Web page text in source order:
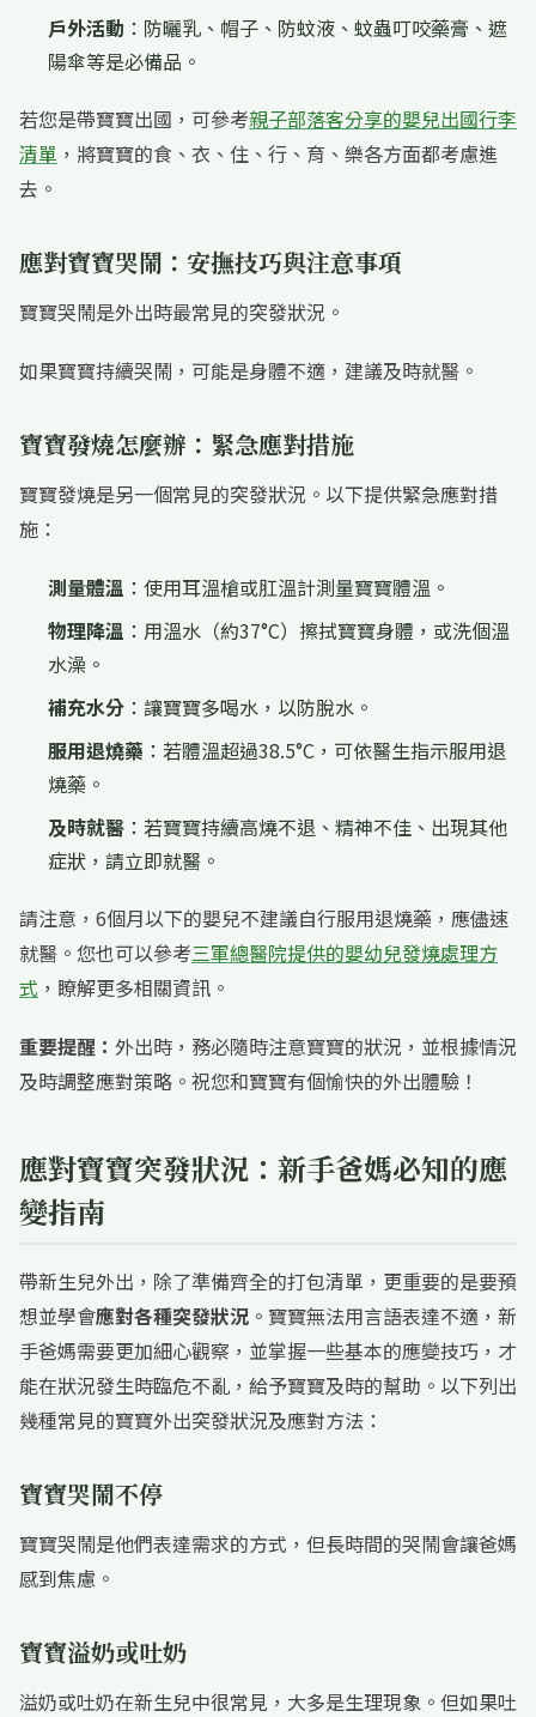
戶外活動 ：防曬乳、帽子、防蚊液、蚊蟲叮咬藥膏、遮
陽傘等是必備品。
若您是帶寶寶出國，可參考親子部落客分享的嬰兒出國行李
清單 ，將寶寶的食、衣、住、行、育、樂各方面都考慮進
去。
應對寶寶哭鬧：安撫技巧與注意事項
寶寶哭鬧是外出時最常見的突發狀況。
如果寶寶持續哭鬧，可能是身體不適，建議及時就醫。
寶寶發燒怎麼辦：緊急應對措施
寶寶發燒是另一個常見的突發狀況。以下提供緊急應對措
施：
測量體溫 ：使用耳溫槍或肛溫計測量寶寶體溫。
物理降溫 ：用溫水（約37°C）擦拭寶寶身體，或洗個溫
水澡。
補充水分 ：讓寶寶多喝水，以防脫水。
服用退燒藥 ：若體溫超過38.5°C，可依醫生指示服用退
燒藥。
及時就醫 ：若寶寶持續高燒不退、精神不佳、出現其他
症狀，請立即就醫。
請注意，6個月以下的嬰兒不建議自行服用退燒藥，應儘速
就醫。您也可以參考三軍總醫院提供的嬰幼兒發燒處理方
式 ，瞭解更多相關資訊。
重要提醒： 外出時，務必隨時注意寶寶的狀況，並根據情況
及時調整應對策略。祝您和寶寶有個愉快的外出體驗！
應對寶寶突發狀況：新手爸媽必知的應
變指南
帶新生兒外出，除了準備齊全的打包清單，更重要的是要預
想並學會應對各種突發狀況 。寶寶無法用言語表達不適，新
手爸媽需要更加細心觀察，並掌握一些基本的應變技巧，才
能在狀況發生時臨危不亂，給予寶寶及時的幫助。以下列出
幾種常見的寶寶外出突發狀況及應對方法：
寶寶哭鬧不停
寶寶哭鬧是他們表達需求的方式，但長時間的哭鬧會讓爸媽
感到焦慮。
寶寶溢奶或吐奶
溢奶或吐奶在新生兒中很常見，大多是生理現象。但如果吐